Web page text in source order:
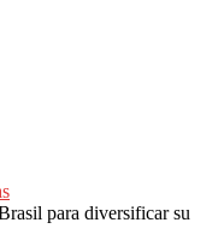
para diversificar su